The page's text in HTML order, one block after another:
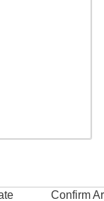
Confirm